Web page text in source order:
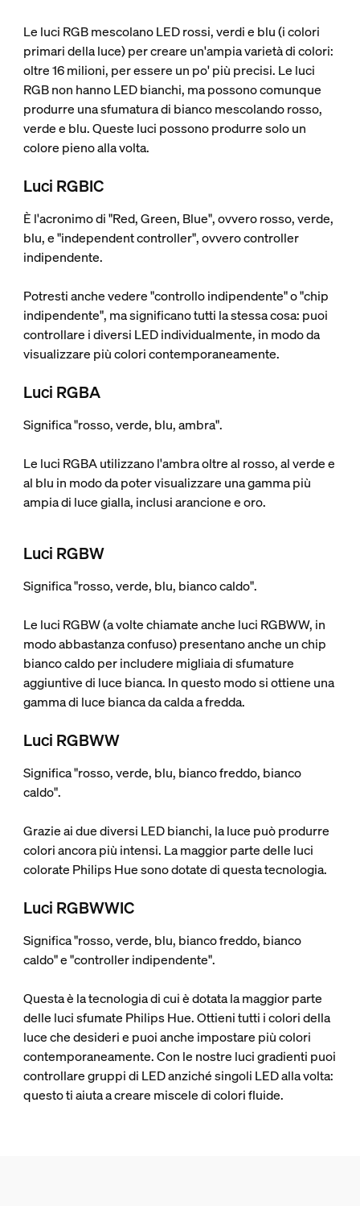
Le luci RGB mescolano LED rossi, verdi e blu (i colori
primari della luce) per creare un'ampia varietà di colori:
oltre 16 milioni, per essere un po' più precisi. Le luci
RGB non hanno LED bianchi, ma possono comunque
produrre una sfumatura di bianco mescolando rosso,
verde e blu. Queste luci possono produrre solo un
colore pieno alla volta.
Luci RGBIC
È l'acronimo di "Red, Green, Blue", ovvero rosso, verde,
blu, e "independent controller", ovvero controller
indipendente.
Potresti anche vedere "controllo indipendente" o "chip
indipendente", ma significano tutti la stessa cosa: puoi
controllare i diversi LED individualmente, in modo da
visualizzare più colori contemporaneamente.
Luci RGBA
Significa "rosso, verde, blu, ambra".
Le luci RGBA utilizzano l'ambra oltre al rosso, al verde e
al blu in modo da poter visualizzare una gamma più
ampia di luce gialla, inclusi arancione e oro.
Luci RGBW
Significa "rosso, verde, blu, bianco caldo".
Le luci RGBW (a volte chiamate anche luci RGBWW, in
modo abbastanza confuso) presentano anche un chip
bianco caldo per includere migliaia di sfumature
aggiuntive di luce bianca. In questo modo si ottiene una
gamma di luce bianca da calda a fredda.
Luci RGBWW
Significa "rosso, verde, blu, bianco freddo, bianco
caldo".
Grazie ai due diversi LED bianchi, la luce può produrre
colori ancora più intensi. La maggior parte delle luci
colorate Philips Hue sono dotate di questa tecnologia.
Luci RGBWWIC
Significa "rosso, verde, blu, bianco freddo, bianco
caldo" e "controller indipendente".
Questa è la tecnologia di cui è dotata la maggior parte
delle luci sfumate Philips Hue. Ottieni tutti i colori della
luce che desideri e puoi anche impostare più colori
contemporaneamente. Con le nostre luci gradienti puoi
controllare gruppi di LED anziché singoli LED alla volta:
questo ti aiuta a creare miscele di colori fluide.